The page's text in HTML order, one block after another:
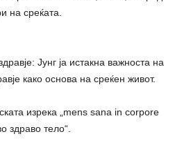
на среќата.
Јунг ја истакна важноста на
како основа на среќен живот.
изрека „mens sana in corpore
здраво тело“.